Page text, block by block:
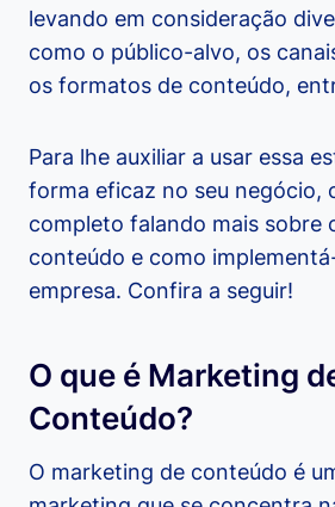
levando em consideração
como o público-alvo, os
os formatos de conteúdo,
Para lhe auxiliar a usar essa
forma eficaz no seu negócio,
completo falando mais sobre
conteúdo e como
empresa. Confira a seguir!
O que é Marketing
Conteúdo?
O marketing de conteúdo é